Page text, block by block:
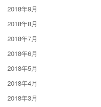
2018年9月
2018年8月
2018年7月
2018年6月
2018年5月
2018年4月
2018年3月